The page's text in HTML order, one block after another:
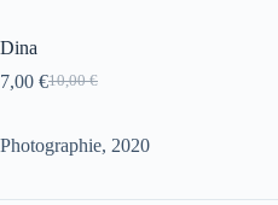
Dina
10,00€
Le
était :
7,00 €Le
est :
Photographie, 2020